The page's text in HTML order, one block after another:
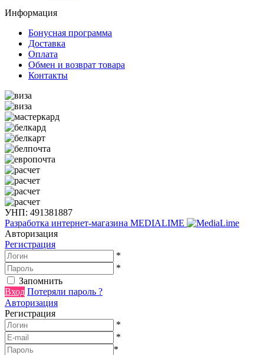
Информация
Бонусная программа
Доставка
Оплата
Обмен и возврат товара
Контакты
УНП: 491381887
Разработка интернет-магазина MEDIALIME
Авторизация
Регистрация
*
*
Запомнить
Вход Потеряли пароль ?
Авторизация
Регистрация
*
*
*